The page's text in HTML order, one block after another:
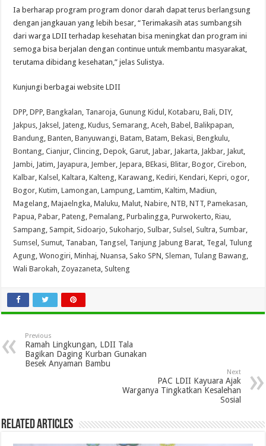
Ia berharap program program donor darah dapat terus berlangsung
dengan jangkauan yang lebih besar, “Terimakasih atas sumbangsih
dari warga LDII terhadap kesehatan bisa meningkat dan program ini
semoga bisa berjalan dengan continue untuk membantu masyarakat,
terutama dibidang kesehatan,” jelas Sulistya.
Kunjungi berbagai website LDII
DPP,DPP,Bangkalan, Tanaroja,Gunung Kidul ,Kotabaru,Bali,DIY,
Jakpus, Jaksel , Jateng,Kudus,Semarang,Aceh,Babel ,Balikpapan,
Bandung,Banten,Banyuwangi,Batam,Batam,Bekasi,Bengkulu,
Bontang,Cianjur,Clincing,Depok,Garut, Jabar, Jakarta, Jakbar, Jakut,
Jambi, Jatim, Jayapura, Jember, Jepara,BEkasi,Blitar,Bogor,Cirebon,
Kalbar,Kalsel ,Kaltara,Kalteng,Karawang,Kediri,Kendari,Kepri,ogor,
Bogor,Kutim,Lamongan,Lampung,Lamtim,Kaltim,Madiun,
Magelang,Majaelngka,Maluku,Malut,Nabire,NTB,NTT,Pamekasan,
Papua,Pabar,Pateng,Pemalang,Purbalingga,Purwokerto,Riau,
Sampang,Sampit,Sidoarjo,Sukoharjo,Sulbar,Sulsel ,Sultra,Sumbar,
Sumsel ,Sumut, Tanaban, Tangsel , Tanjung Jabung Barat, Tegal , Tulung
Agung,Wonogiri,Minhaj,Nuansa,Sako SPN,Sleman, Tulang Bawang,
Wali Barokah, Zoyazaneta,Sulteng
Previous
Ramah Lingkungan, LDII Tala
Bagikan Daging Kurban Gunakan
Besek Anyaman Bambu
Next
PAC LDII Kayuara Ajak
Warganya Tingkatkan Kesalehan
Sosial
Related Articles